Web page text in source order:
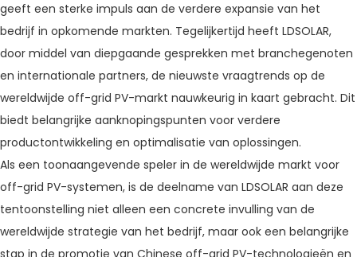
geeft een sterke impuls aan de verdere expansie van het
bedrijf in opkomende markten. Tegelijkertijd heeft LDSOLAR,
door middel van diepgaande gesprekken met branchegenoten
en internationale partners, de nieuwste vraagtrends op de
wereldwijde off-grid PV-markt nauwkeurig in kaart gebracht. Dit
biedt belangrijke aanknopingspunten voor verdere
productontwikkeling en optimalisatie van oplossingen.
Als een toonaangevende speler in de wereldwijde markt voor
off-grid PV-systemen, is de deelname van LDSOLAR aan deze
tentoonstelling niet alleen een concrete invulling van de
wereldwijde strategie van het bedrijf, maar ook een belangrijke